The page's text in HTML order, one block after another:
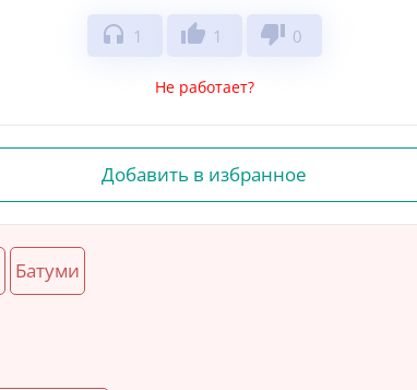
headphones 1 thumb_up 1 thumb_down 0
Не работает?
Добавить в избранное
Батуми